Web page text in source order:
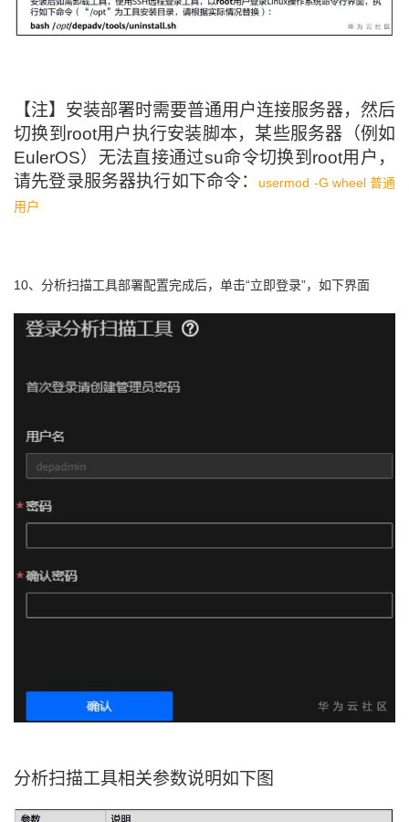
【注】安装部署时需要普通用户连接服务器，然后
切换到root用户执行安装脚本，某些服务器（例如
EulerOS）无法直接通过su命令切换到root用户，
请先登录服务器执行如下命令：usermod -G wheel 普通
用户
10、 分析扫描工具部署配置完成后，单击“立即登录”，如下界面
分析扫描工具相关参数说明如下图